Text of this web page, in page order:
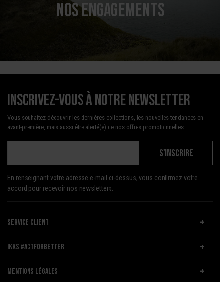
NOS ENGAGEMENTS
Inscrivez-vous à notre newsletter
Vous souhaitez découvrir les dernières collections, les nouvelles tendances en
avant-première, mais aussi être alerté(e) de nos offres promotionnelles
S'INSCRIRE
En renseignant votre adresse e-mail ci-dessus, vous confirmez votre
accord pour recevoir nos newsletters.
SERVICE CLIENT
IKKS #ACTFORBETTER
MENTIONS LÉGALES